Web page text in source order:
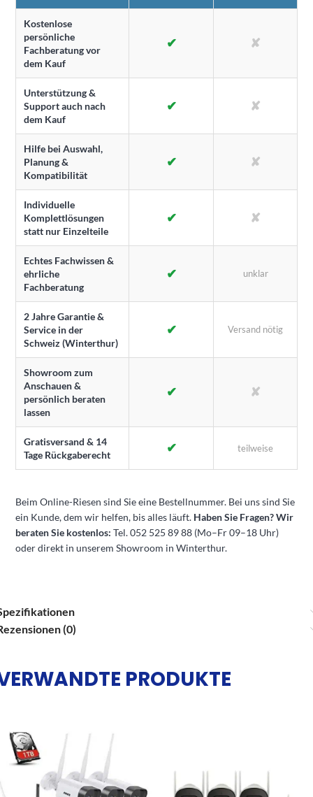
Kostenlose
persönliche
Fachberatung vor
dem Kauf
✔ ✘
Unterstützung &
Support auch nach
dem Kauf
✔ ✘
Hilfe bei Auswahl,
Planung &
Kompatibilität
✔ ✘
Individuelle
Komplettlösungen
statt nur Einzelteile
✔ ✘
Echtes Fachwissen &
ehrliche
Fachberatung
✔ unklar
2 Jahre Garantie &
Service in der
Schweiz (Winterthur)
✔ Versand nötig
Showroom zum
Anschauen &
persönlich beraten
lassen
✔ ✘
Gratisversand & 14
Tage Rückgaberecht
✔ teilweise
Beim Online-Riesen sind Sie eine Bestellnummer. Bei uns sind Sie
ein Kunde, dem wir helfen, bis alles läuft. Haben Sie Fragen? Wir
beraten Sie kostenlos: Tel. 052 525 89 88 (Mo–Fr 09–18 Uhr)
oder direkt in unserem Showroom in Winterthur.
(0)
PRODUKTE